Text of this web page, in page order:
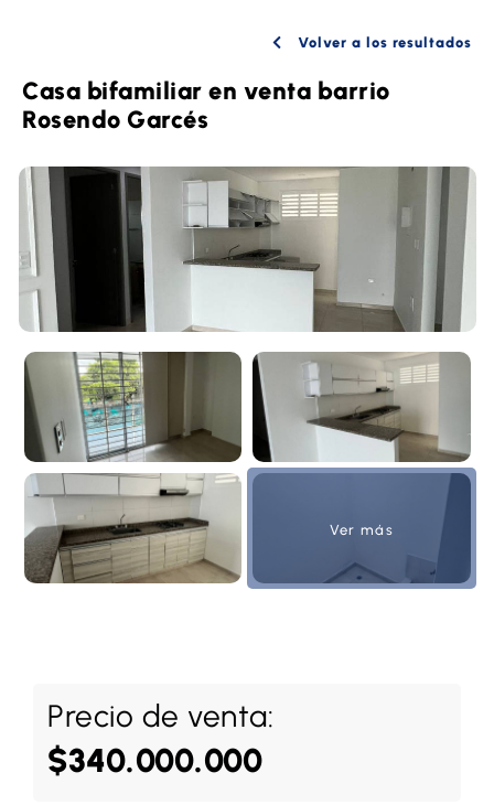
Casa bifamiliar en venta barrio
Rosendo Garcés
Volver a los resultados
Ver más
Precio de venta:
$340.000.000